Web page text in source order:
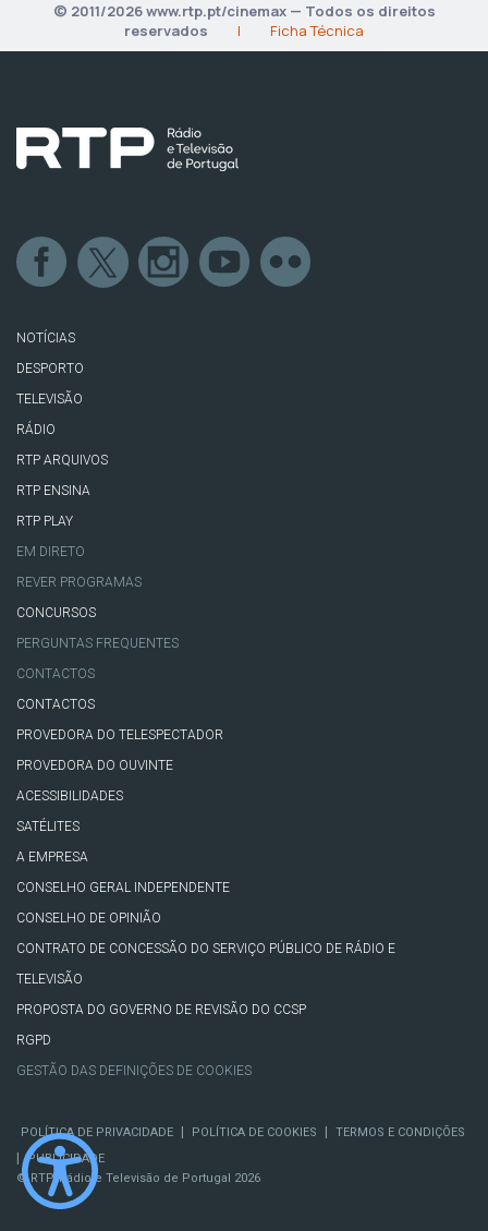
© 2011/2026 www.rtp.pt/cinemax — Todos os direitos
reservados
| Ficha Técnica
NOTÍCIAS
DESPORTO
TELEVISÃO
RÁDIO
RTP ARQUIVOS
RTP ENSINA
RTP PLAY
EM DIRETO
REVER PROGRAMAS
CONCURSOS
PERGUNTAS FREQUENTES
CONTACTOS
CONTACTOS
PROVEDORA DO TELESPECTADOR
PROVEDORA DO OUVINTE
ACESSIBILIDADES
SATÉLITES
A EMPRESA
CONSELHO GERAL INDEPENDENTE
CONSELHO DE OPINIÃO
CONTRATO DE CONCESSÃO DO SERVIÇO PÚBLICO DE RÁDIO E
TELEVISÃO
PROPOSTA DO GOVERNO DE REVISÃO DO CCSP
RGPD
GESTÃO DAS DEFINIÇÕES DE COOKIES
POLÍTICA DE PRIVACIDADE POLÍTICA DE COOKIES TERMOS E CONDIÇÕES
PUBLICIDADE
© RTP, Rádio e Televisão de Portugal 2026